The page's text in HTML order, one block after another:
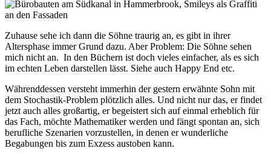
Zuhause sehe ich dann die Söhne traurig an, es gibt in ihrer
Altersphase immer Grund dazu. Aber Problem: Die Söhne sehen
mich nicht an. In den Büchern ist doch vieles einfacher, als es sich
im echten Leben darstellen lässt. Siehe auch Happy End etc.
Währenddessen versteht immerhin der gestern erwähnte Sohn mit
dem Stochastik-Problem plötzlich alles. Und nicht nur das, er findet
jetzt auch alles großartig, er begeistert sich auf einmal erheblich für
das Fach, möchte Mathematiker werden und fängt spontan an, sich
berufliche Szenarien vorzustellen, in denen er wunderliche
Begabungen bis zum Exzess austoben kann.